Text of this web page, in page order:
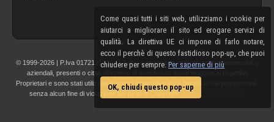
Come quasi tutti i siti web, utilizziamo i cookie per
aiutarci a migliorare il sito ed erogare servizi di
qualità. La direttiva UE ci impone di farlo notare,
ecco il perchè di questo fastidioso pop-up, che puoi
chiudere per sempre.Per saperne di più
OK, chiudi questo pop-up
© 1999-2026 | P.Iva 01721210308 | Tutti i componenti, marchi, nomi commerciali o
aziendali, presenti o citati all'interno di questo sito appartengono ai rispettivi
Proprietari e sono stati utilizzati a scopo esplicativo ed a beneficio del possessore,
senza alcun fine di violazione dei diritti di Copyright.
Maggiori informazioni